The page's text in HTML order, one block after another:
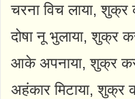
चरना विच लाया, शुक्र
दोषा नू भुलाया, शुक्र
आके अपनाया, शुक्र
अहंकार मिटाया, शुक्र